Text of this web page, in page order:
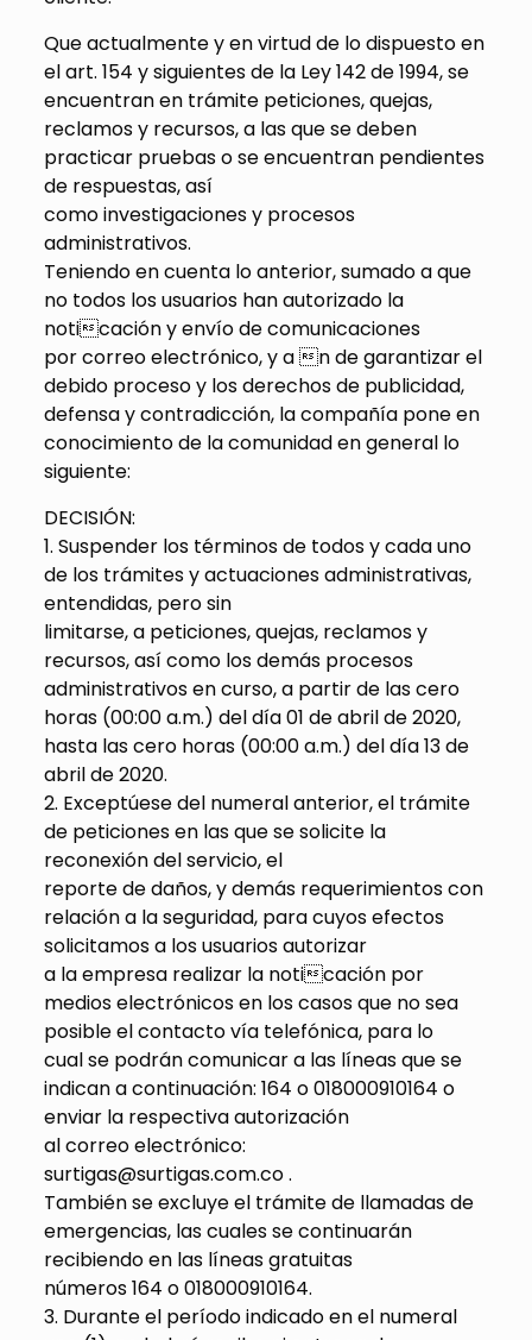
Que actualmente y en virtud de lo dispuesto en
el art. 154 y siguientes de la Ley 142 de 1994, se
encuentran en trámite peticiones, quejas,
reclamos y recursos, a las que se deben
practicar pruebas o se encuentran pendientes
de respuestas, así
como investigaciones y procesos
administrativos.
Teniendo en cuenta lo anterior, sumado a que
no todos los usuarios han autorizado la
noticación y envío de comunicaciones
por correo electrónico, y a n de garantizar el
debido proceso y los derechos de publicidad,
defensa y contradicción, la compañía pone en
conocimiento de la comunidad en general lo
siguiente:
DECISIÓN:
1. Suspender los términos de todos y cada uno
de los trámites y actuaciones administrativas,
entendidas, pero sin
limitarse, a peticiones, quejas, reclamos y
recursos, así como los demás procesos
administrativos en curso, a partir de las cero
horas (00:00 a.m.) del día 01 de abril de 2020,
hasta las cero horas (00:00 a.m.) del día 13 de
abril de 2020.
2. Exceptúese del numeral anterior, el trámite
de peticiones en las que se solicite la
reconexión del servicio, el
reporte de daños, y demás requerimientos con
relación a la seguridad, para cuyos efectos
solicitamos a los usuarios autorizar
a la empresa realizar la noticación por
medios electrónicos en los casos que no sea
posible el contacto vía telefónica, para lo
cual se podrán comunicar a las líneas que se
indican a continuación: 164 o 018000910164 o
enviar la respectiva autorización
al correo electrónico:
surtigas@surtigas.com.co .
También se excluye el trámite de llamadas de
emergencias, las cuales se continuarán
recibiendo en las líneas gratuitas
números 164 o 018000910164.
3. Durante el período indicado en el numeral